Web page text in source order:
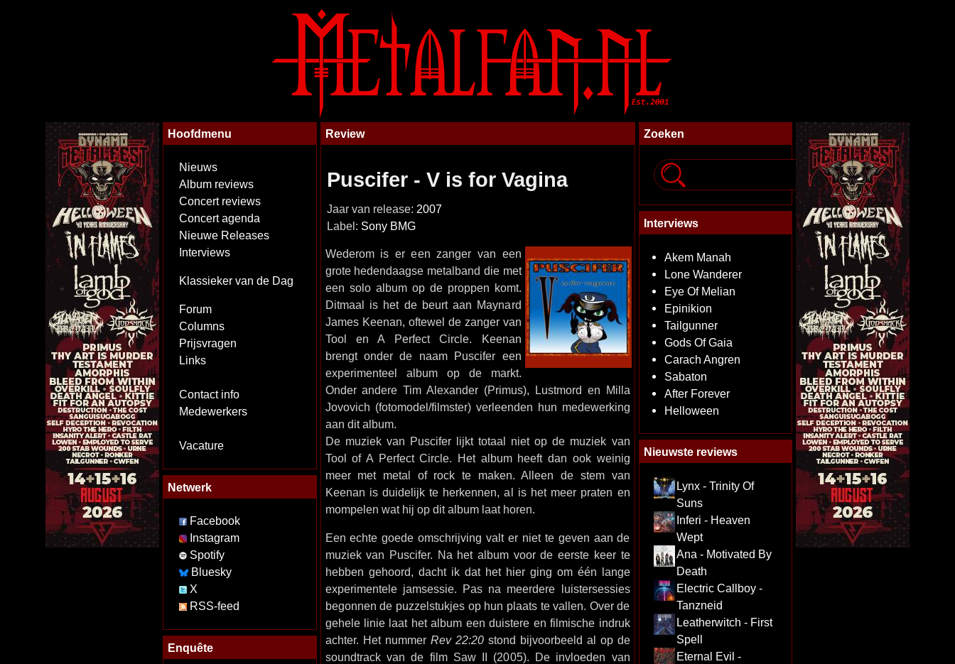
Hoofdmenu
Nieuws
Album reviews
Concert reviews
Concert agenda
Nieuwe Releases
Interviews
Klassieker van de Dag
Forum
Columns
Prijsvragen
Links
Contact info
Medewerkers
Vacature
Netwerk
Facebook
Instagram
Spotify
Bluesky
X
RSS-feed
Enquête
Review
Puscifer - V is for Vagina
Jaar van release: 2007
Label: Sony BMG
Wederom is er een zanger van een
grote hedendaagse metalband die met
een solo album op de proppen komt.
Ditmaal is het de beurt aan Maynard
James Keenan, oftewel de zanger van
Tool en A Perfect Circle. Keenan
brengt onder de naam Puscifer een
experimenteel album op de markt.
Onder andere Tim Alexander (Primus), Lustmord en Milla
Jovovich (fotomodel/filmster) verleenden hun medewerking
aan dit album.
De muziek van Puscifer lijkt totaal niet op de muziek van
Tool of A Perfect Circle. Het album heeft dan ook weinig
meer met metal of rock te maken. Alleen de stem van
Keenan is duidelijk te herkennen, al is het meer praten en
mompelen wat hij op dit album laat horen.
Een echte goede omschrijving valt er niet te geven aan de
muziek van Puscifer. Na het album voor de eerste keer te
hebben gehoord, dacht ik dat het hier ging om één lange
experimentele jamsessie. Pas na meerdere luistersessies
begonnen de puzzelstukjes op hun plaats te vallen. Over de
gehele linie laat het album een duistere en filmische indruk
achter. Het nummer Rev 22:20 stond bijvoorbeeld al op de
soundtrack van de film Saw II (2005). De invloeden van
Zoeken
Interviews
Akem Manah
Lone Wanderer
Eye Of Melian
Epinikion
Tailgunner
Gods Of Gaia
Carach Angren
Sabaton
After Forever
Helloween
Nieuwste reviews
Lynx - Trinity Of
Suns
Inferi - Heaven
Wept
Ana - Motivated By
Death
Electric Callboy -
Tanzneid
Leatherwitch - First
Spell
Eternal Evil -